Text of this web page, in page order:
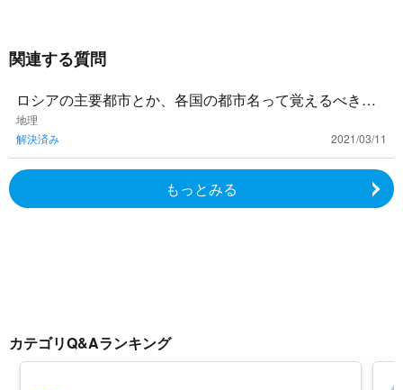
関連する質問
ロシアの主要都市とか、各国の都市名って覚えるべきで
すか？覚えるのに時間がかかる割に、あんまり試験に出
る気がしなくて、悩ん
地理
解決済み
2021/03/11
もっとみる
カテゴリQ&Aランキング